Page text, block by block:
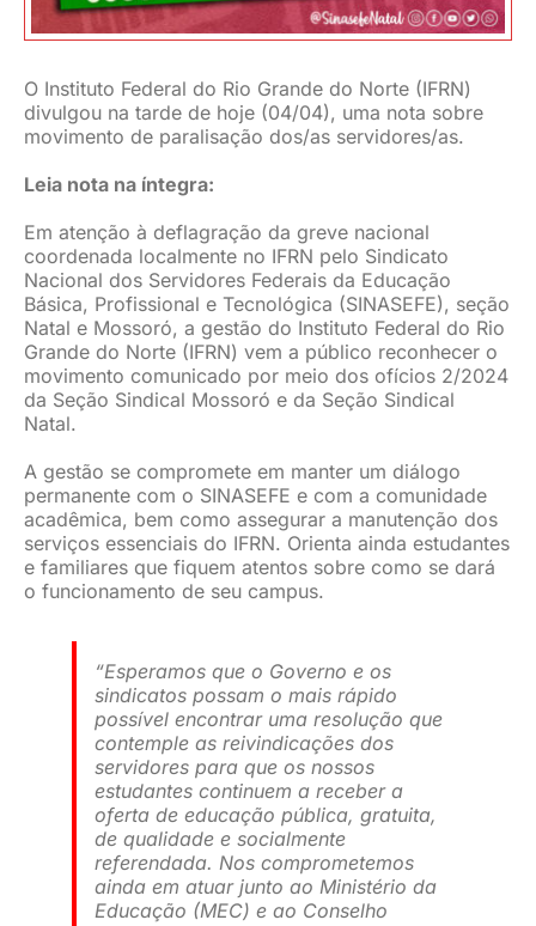
O Instituto Federal do Rio Grande do Norte (IFRN)
divulgou na tarde de hoje (04/04), uma nota sobre
movimento de paralisação dos/as servidores/as.
Leia nota na íntegra:
Em atenção à deflagração da greve nacional
coordenada localmente no IFRN pelo Sindicato
Nacional dos Servidores Federais da Educação
Básica, Profissional e Tecnológica (SINASEFE), seção
Natal e Mossoró, a gestão do Instituto Federal do Rio
Grande do Norte (IFRN) vem a público reconhecer o
movimento comunicado por meio dos ofícios 2/2024
da Seção Sindical Mossoró e da Seção Sindical
Natal.
A gestão se compromete em manter um diálogo
permanente com o SINASEFE e com a comunidade
acadêmica, bem como assegurar a manutenção dos
serviços essenciais do IFRN. Orienta ainda estudantes
e familiares que fiquem atentos sobre como se dará
o funcionamento de seu campus.
“Esperamos que o Governo e os
sindicatos possam o mais rápido
possível encontrar uma resolução que
contemple as reivindicações dos
servidores para que os nossos
estudantes continuem a receber a
oferta de educação pública, gratuita,
de qualidade e socialmente
referendada. Nos comprometemos
ainda em atuar junto ao Ministério da
Educação (MEC) e ao Conselho